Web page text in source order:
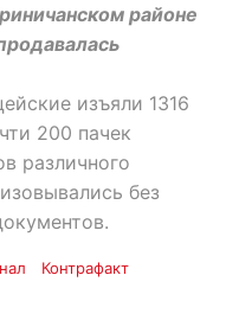
районе
изъяли 1316
200 пачек
различного
без
Контрафакт